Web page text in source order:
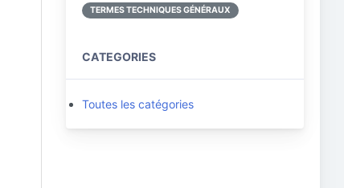
TERMES TECHNIQUES GÉNÉRAUX
CATEGORIES
Toutes les catégories